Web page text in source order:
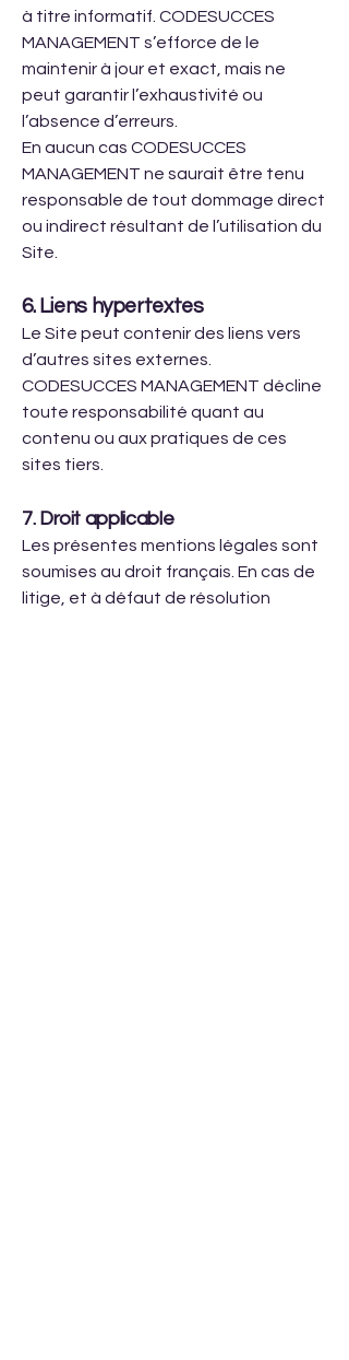
à titre informatif. CODESUCCES
MANAGEMENT s’efforce de le
maintenir à jour et exact, mais ne
peut garantir l’exhaustivité ou
l’absence d’erreurs.
En aucun cas CODESUCCES
MANAGEMENT ne saurait être tenu
responsable de tout dommage direct
ou indirect résultant de l’utilisation du
Site.
6. Liens hypertextes
Le Site peut contenir des liens vers
d’autres sites externes.
CODESUCCES MANAGEMENT décline
toute responsabilité quant au
contenu ou aux pratiques de ces
sites tiers.
7. Droit applicable
Les présentes mentions légales sont
soumises au droit français. En cas de
litige, et à défaut de résolution